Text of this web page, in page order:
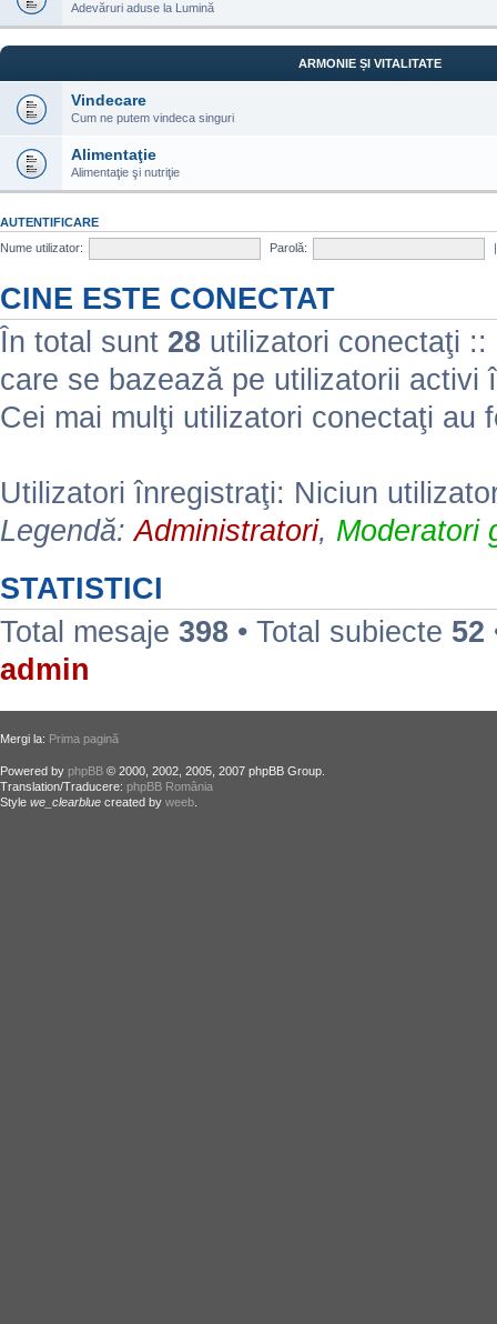
Adevăruri aduse la Lumină
ARMONIE ȘI VITALITATE
Vindecare
Cum ne putem vindeca singuri
Alimentaţie
Alimentaţie şi nutriţie
AUTENTIFICARE
Nume utilizator:
Parolă:
CINE ESTE CONECTAT
În total sunt 28 utilizatori conectaţi
care se bazează pe utilizatorii activi
Cei mai mulţi utilizatori conectaţi au
Utilizatori înregistraţi: Niciun
Legendă:Administratori, Moderatori
STATISTICI
Total mesaje 398 • Total subiecte 52
admin
Mergi la: Prima pagină
Powered by phpBB © 2000, 2002, 2005, 2007 phpBB Group.
Translation/Traducere: phpBB România
Style we_clearblue created by weeb